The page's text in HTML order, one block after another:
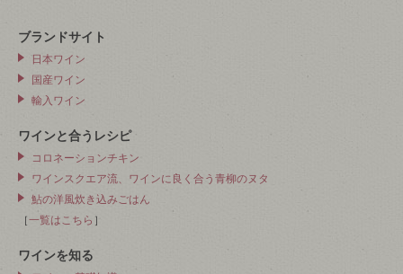
ブランドサイト
日本ワイン
国産ワイン
輸入ワイン
ワインと合うレシピ
コロネーションチキン
ワインスクエア流、ワインに良く合う青柳のヌタ
鮎の洋風炊き込みごはん
［一覧はこちら ］
ワインを知る